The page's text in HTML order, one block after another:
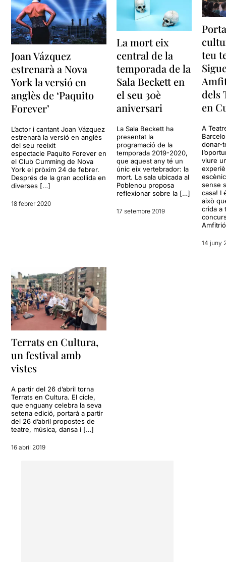
Joan Vázquez
estrenarà a Nova
York la versió en
anglès de ‘Paquito
Forever’
L’actor i cantant Joan Vázquez
estrenarà la versió en anglès
del seu reeixit
espectacle Paquito Forever en
el Club Cumming de Nova
York el pròxim 24 de febrer.
Després de la gran acollida en
diverses […]
18 febrer 2020
La mort eix
central de la
temporada de la
Sala Beckett en
el seu 30è
aniversari
La Sala Beckett ha
presentat la
programació de la
temporada 2019-2020,
que aquest any té un
únic eix vertebrador: la
mort. La sala ubicada al
Poblenou proposa
reflexionar sobre la […]
17 setembre 2019
teu
dels
en
A
donar-
viure
sense
casa! I
això
crida a
14 juny
Terrats en Cultura,
un festival amb
vistes
A partir del 26 d’abril torna
Terrats en Cultura. El cicle,
que enguany celebra la seva
setena edició, portarà a partir
del 26 d’abril propostes de
teatre, música, dansa i […]
16 abril 2019